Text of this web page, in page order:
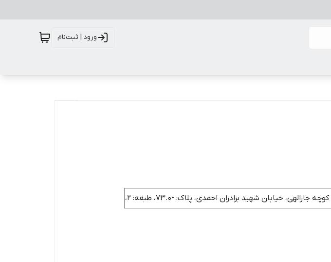
ورود | ثبت‌نام
خیابان شهید برادران احمدی، پلاک: -73.0، طبقه: 2،